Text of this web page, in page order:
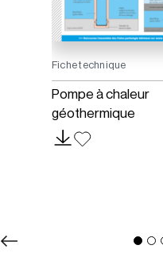
Fiche technique
Pompe à chaleur
géothermique